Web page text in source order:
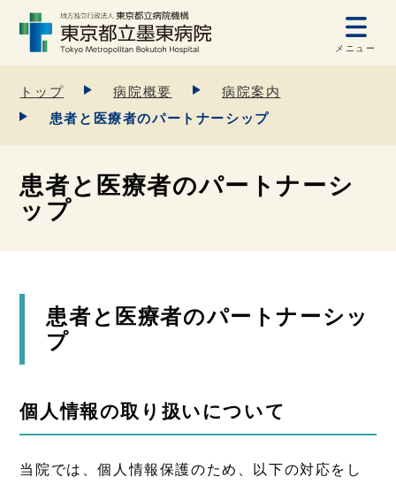
メニュー
トップ 病院概要
病院案内
患者と医療者のパートナーシップ
患者と医療者のパートナーシ
ップ
患者と医療者のパートナーシッ
プ
個人情報の取り扱いについて
当院では、個人情報保護のため、以下の対応をし